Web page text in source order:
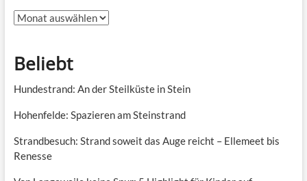
Archiv
Beliebt
Hundestrand: An der Steilküste in Stein
Hohenfelde: Spazieren am Steinstrand
Strandbesuch: Strand soweit das Auge reicht – Ellemeet bis
Renesse